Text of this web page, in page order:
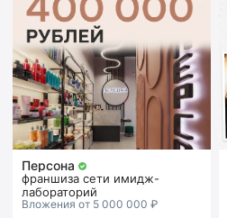
Персона
франшиза сети имидж-
лабораторий
Вложения от 5 000 000 ₽